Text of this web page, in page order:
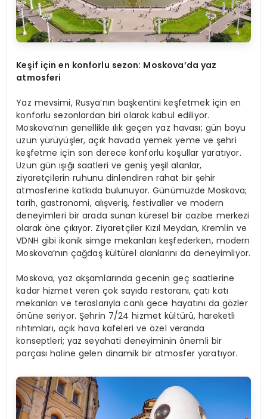
Keşif için en konforlu sezon: Moskova’da yaz
atmosferi
Yaz mevsimi, Rusya’nın başkentini keşfetmek için en
konforlu sezonlardan biri olarak kabul ediliyor.
Moskova’nın genellikle ılık geçen yaz havası; gün boyu
uzun yürüyüşler, açık havada yemek yeme ve şehri
keşfetme için son derece konforlu koşullar yaratıyor.
Uzun gün ışığı saatleri ve geniş yeşil alanlar,
ziyaretçilerin ruhunu dinlendiren rahat bir şehir
atmosferine katkıda bulunuyor. Günümüzde Moskova;
tarih, gastronomi, alışveriş, festivaller ve modern
deneyimleri bir arada sunan küresel bir cazibe merkezi
olarak öne çıkıyor. Ziyaretçiler Kızıl Meydan, Kremlin ve
VDNH gibi ikonik simge mekanları keşfederken, modern
Moskova’nın çağdaş kültürel alanlarını da deneyimliyor.
Moskova, yaz akşamlarında gecenin geç saatlerine
kadar hizmet veren çok sayıda restoranı, çatı katı
mekanları ve teraslarıyla canlı gece hayatını da gözler
önüne seriyor. Şehrin 7/24 hizmet kültürü, hareketli
rıhtımları, açık hava kafeleri ve özel veranda
konseptleri; yaz seyahati deneyiminin önemli bir
parçası haline gelen dinamik bir atmosfer yaratıyor.